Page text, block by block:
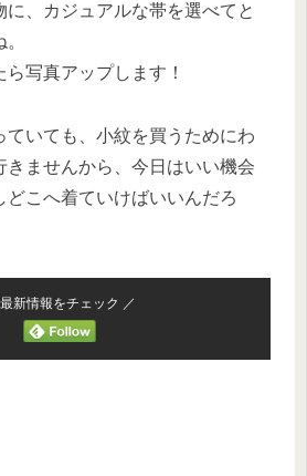
、カジュアルな帯を選べてと
写真アップします！
ていても、小紋を買うためにわ
きませんから、今日はいい機会
どこへ着ていけばいいんだろ
新情報をチェック ／